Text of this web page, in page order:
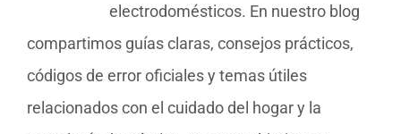
electrodomésticos. En nuestro blog
compartimos guías claras, consejos prácticos,
códigos de error oficiales y temas útiles
relacionados con el cuidado del hogar y la